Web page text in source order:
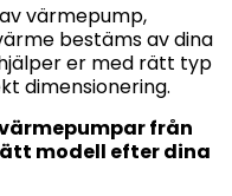
värmepump,
bestäms av dina
er med rätt typ
dimensionering.
från
modell efter dina